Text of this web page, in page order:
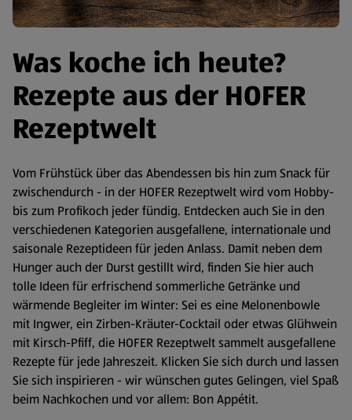
Was koche ich heute?
Rezepte aus der HOFER
Rezeptwelt
Vom Frühstück über das Abendessen bis hin zum Snack für
zwischendurch - in der HOFER Rezeptwelt wird vom Hobby-
bis zum Profikoch jeder fündig. Entdecken auch Sie in den
verschiedenen Kategorien ausgefallene, internationale und
saisonale Rezeptideen für jeden Anlass. Damit neben dem
Hunger auch der Durst gestillt wird, finden Sie hier auch
tolle Ideen für erfrischend sommerliche Getränke und
wärmende Begleiter im Winter: Sei es eine Melonenbowle
mit Ingwer, ein Zirben-Kräuter-Cocktail oder etwas Glühwein
mit Kirsch-Pfiff, die HOFER Rezeptwelt sammelt ausgefallene
Rezepte für jede Jahreszeit. Klicken Sie sich durch und lassen
Sie sich inspirieren - wir wünschen gutes Gelingen, viel Spaß
beim Nachkochen und vor allem: Bon Appétit.